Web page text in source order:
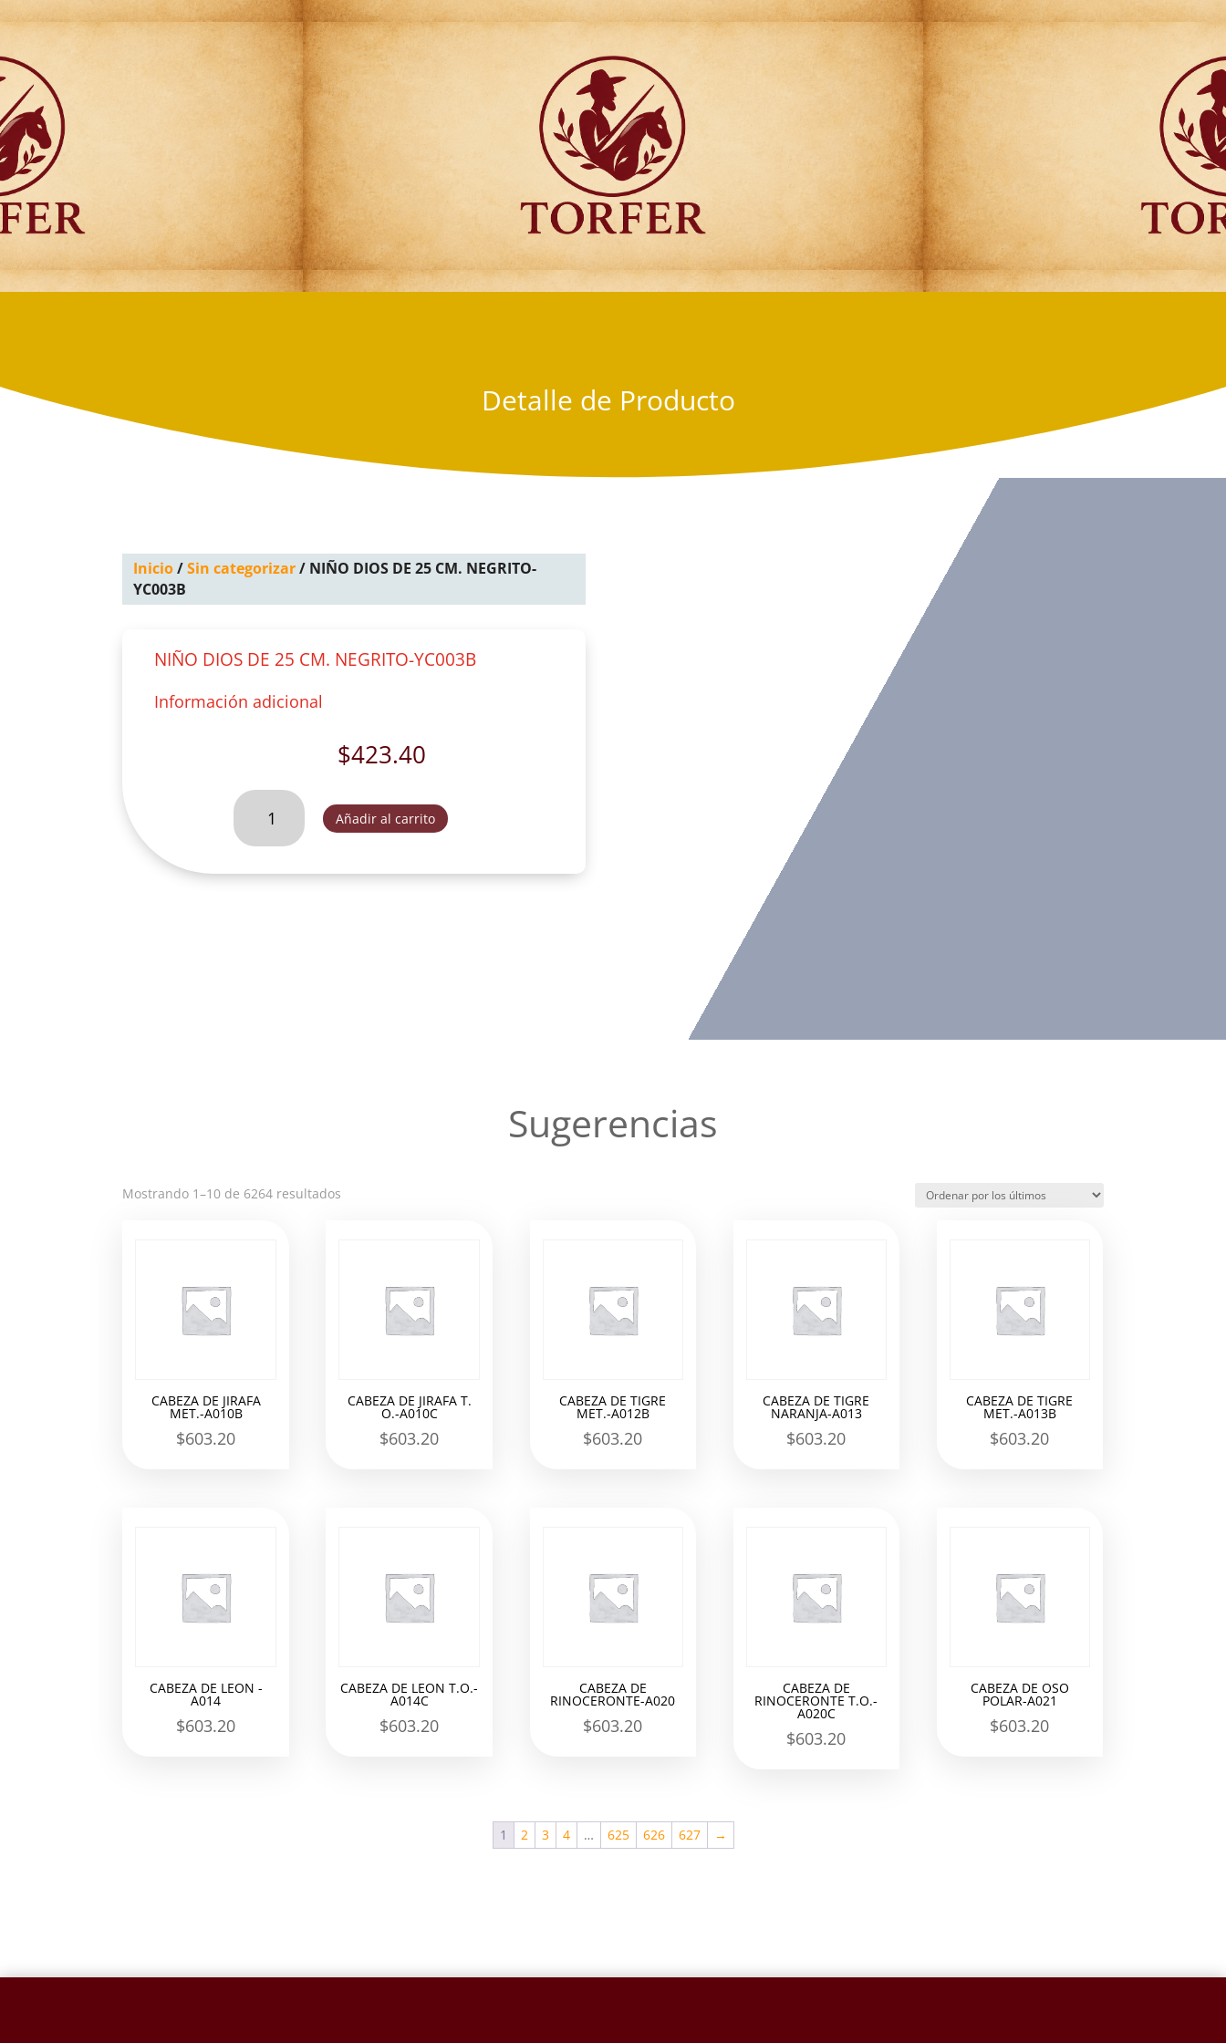
Articulos para Regalo Torfer.
Detalle de Producto
Inicio/Sin categorizar/ NIÑO DIOS DE 25 CM. NEGRITO-
YC003B
NIÑO DIOS DE 25 CM. NEGRITO-YC003B
Información adicional
$423.40
NIÑO
DE
Añadir al carrito
Sugerencias
Mostrando 1–10 de 6264 resultados
CABEZA DE JIRAFA
MET.-A010B
$603.20
CABEZA DE JIRAFA T.
O.-A010C
$603.20
CABEZA DE TIGRE
MET.-A012B
$603.20
CABEZA DE TIGRE
NARANJA-A013
$603.20
CABEZA DE TIGRE
MET.-A013B
$603.20
CABEZA DE LEON -
A014
$603.20
CABEZA DE LEON T.O.-
A014C
$603.20
CABEZA DE
RINOCERONTE-A020
$603.20
CABEZA DE
RINOCERONTE T.O.-
A020C
$603.20
CABEZA DE OSO
POLAR-A021
$603.20
1 2 3 4 … 625 626 627 →